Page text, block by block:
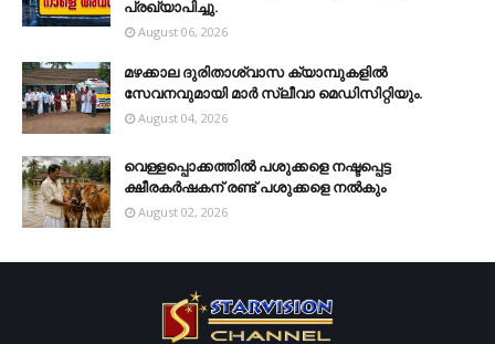
പ്രഖ്യാപിച്ചു.
August 06, 2026
മഴക്കാല ദുരിതാശ്വാസ ക്യാമ്പുകളിൽ
സേവനവുമായി മാർ സ്ലീവാ മെഡിസിറ്റിയും.
August 04, 2026
വെള്ളപ്പൊക്കത്തില്‍ പശുക്കളെ നഷ്ടപ്പെട്ട
ക്ഷീരകര്‍ഷകന് രണ്ട് പശുക്കളെ നല്‍കും
August 02, 2026